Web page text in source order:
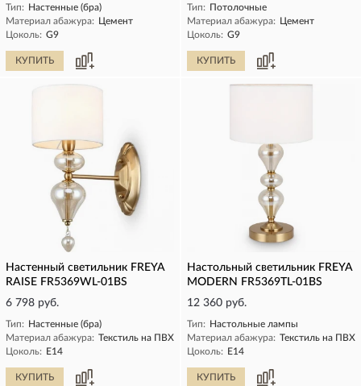
Тип: Настенные (бра)
Материал абажура: Цемент
Цоколь: G9
КУПИТЬ
Тип: Потолочные
Материал абажура: Цемент
Цоколь: G9
КУПИТЬ
Настенный светильник FREYA
RAISE FR5369WL-01BS
6 798 руб.
Тип: Настенные (бра)
Материал абажура: Текстиль на ПВХ
Цоколь: E14
КУПИТЬ
Настольный светильник FREYA
MODERN FR5369TL-01BS
12 360 руб.
Тип: Настольные лампы
Материал абажура: Текстиль на ПВХ
Цоколь: E14
КУПИТЬ